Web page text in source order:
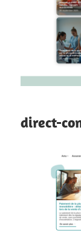
direct-